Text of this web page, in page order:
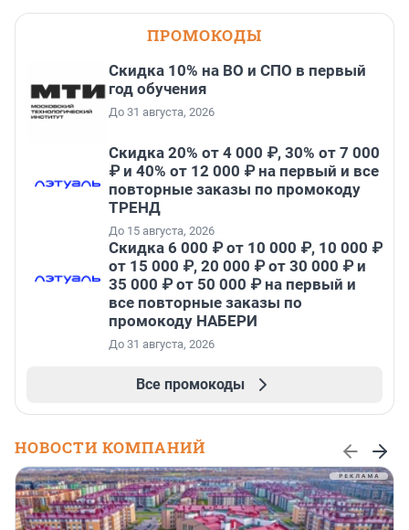
ПРОМОКОДЫ
Скидка 10% на ВО и СПО в первый
год обучения
До 31 августа, 2026
Скидка 20% от 4 000 ₽, 30% от 7 000
₽ и 40% от 12 000 ₽ на первый и все
повторные заказы по промокоду
ТРЕНД
До 15 августа, 2026
Скидка 6 000 ₽ от 10 000 ₽, 10 000 ₽
от 15 000 ₽, 20 000 ₽ от 30 000 ₽ и
35 000 ₽ от 50 000 ₽ на первый и
все повторные заказы по
промокоду НАБЕРИ
До 31 августа, 2026
Все промокоды
НОВОСТИ КОМПАНИЙ